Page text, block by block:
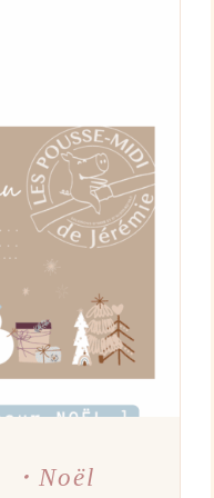
CE
PRODUIT
A
PLUSIEURS
VARIATIONS.
LES
PEUVENT
ÊTRE
CHOISIES
SUR
LA
PAGE
PRODUIT
/
・Noël